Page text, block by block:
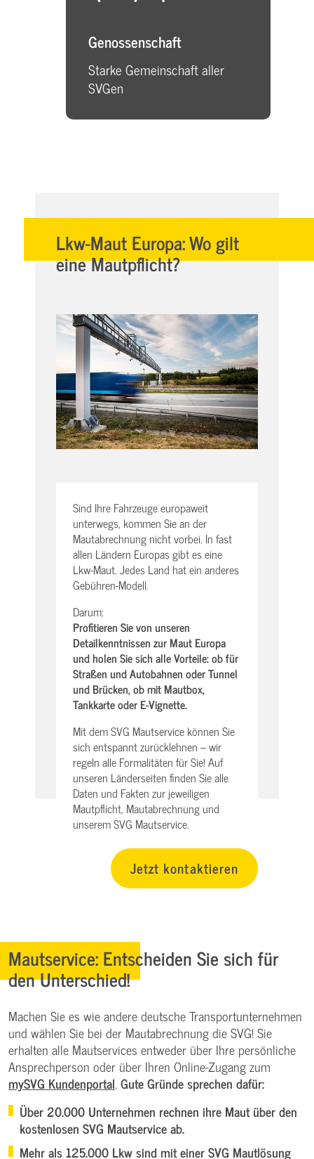
Genossenschaft
Starke Gemeinschaft aller
SVGen
Lkw-Maut Europa: Wo gilt
eine Mautpflicht?
Sind Ihre Fahrzeuge europaweit
unterwegs, kommen Sie an der
Mautabrechnung nicht vorbei. In fast
allen Ländern Europas gibt es eine
Lkw-Maut. Jedes Land hat ein anderes
Gebühren-Modell.
Darum:
Profitieren Sie von unseren
Detailkenntnissen zur Maut Europa
und holen Sie sich alle Vorteile: ob für
Straßen und Autobahnen oder Tunnel
und Brücken, ob mit Mautbox,
Tankkarte oder E-Vignette.
Mit dem SVG Mautservice können Sie
sich entspannt zurücklehnen – wir
regeln alle Formalitäten für Sie! Auf
unseren Länderseiten finden Sie alle
Daten und Fakten zur jeweiligen
Mautpflicht, Mautabrechnung und
unserem SVG Mautservice.
Jetzt kontaktieren
Mautservice: Entscheiden Sie sich für
den Unterschied!
Machen Sie es wie andere deutsche Transportunternehmen
und wählen Sie bei der Mautabrechnung die SVG! Sie
erhalten alle Mautservices entweder über Ihre persönliche
Ansprechperson oder über Ihren Online-Zugang zum
mySVG Kundenportal. Gute Gründe sprechen dafür:
Über 20.000 Unternehmen rechnen ihre Maut über den
kostenlosen SVG Mautservice ab.
Mehr als 125.000 Lkw sind mit einer SVG Mautlösung